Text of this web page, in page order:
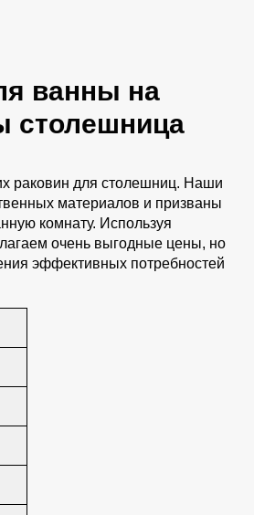
ванны на
столешница
раковин для столешниц. Наши
материалов и призваны
комнату. Используя
очень выгодные цены, но
эффективных потребностей